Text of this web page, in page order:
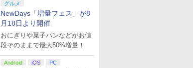
グルメ
NewDays「増量フェス」が8
月18日より開催
おにぎりや菓子パンなどがお値
段そのままで最大50%増量！
Android iOS PC